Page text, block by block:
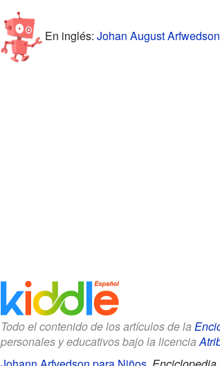
En inglés: Johan August
Todo el contenido de los artículos de la
personales y educativos bajo la licencia